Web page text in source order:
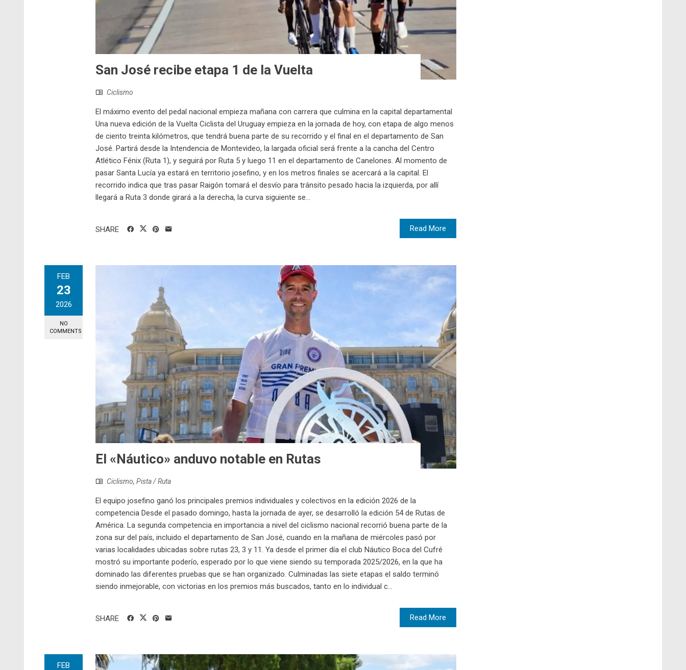
San José recibe etapa 1 de la Vuelta
Ciclismo
El máximo evento del pedal nacional empieza mañana con carrera que culmina en la capital departamental
Una nueva edición de la Vuelta Ciclista del Uruguay empieza en la jornada de hoy, con etapa de algo menos
de ciento treinta kilómetros, que tendrá buena parte de su recorrido y el final en el departamento de San
José. Partirá desde la Intendencia de Montevideo, la largada oficial será frente a la cancha del Centro
Atlético Fénix (Ruta 1), y seguirá por Ruta 5 y luego 11 en el departamento de Canelones. Al momento de
pasar Santa Lucía ya estará en territorio josefino, y en los metros finales se acercará a la capital. El
recorrido indica que tras pasar Raigón tomará el desvío para tránsito pesado hacia la izquierda, por allí
llegará a Ruta 3 donde girará a la derecha, la curva siguiente se...
Read More
SHARE
FEB
23
2026
NO
COMMENTS
El «Náutico» anduvo notable en Rutas
Ciclismo, Pista / Ruta
El equipo josefino ganó los principales premios individuales y colectivos en la edición 2026 de la
competencia Desde el pasado domingo, hasta la jornada de ayer, se desarrolló la edición 54 de Rutas de
América. La segunda competencia en importancia a nivel del ciclismo nacional recorrió buena parte de la
zona sur del país, incluido el departamento de San José, cuando en la mañana de miércoles pasó por
varias localidades ubicadas sobre rutas 23, 3 y 11. Ya desde el primer día el club Náutico Boca del Cufré
mostró su importante poderío, esperado por lo que viene siendo su temporada 2025/2026, en la que ha
dominado las diferentes pruebas que se han organizado. Culminadas las siete etapas el saldo terminó
siendo inmejorable, con victorias en los premios más buscados, tanto en lo individual c...
Read More
SHARE
FEB